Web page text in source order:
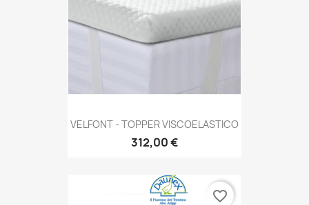
VELFONT - TOPPER VISCOELASTICO
312,00 €
favorite_border